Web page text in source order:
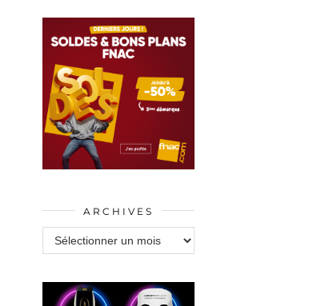
ARCHIVES
Archives